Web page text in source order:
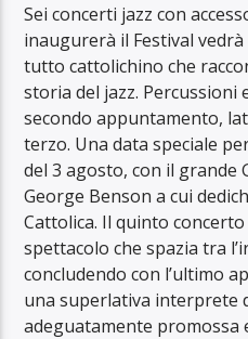
Sei concerti jazz con
inaugurerà il Festival
tutto cattolichino che
storia del jazz.
secondo appuntamento,
terzo. Una data speciale
del 3 agosto, con il grande
George Benson a cui
Cattolica. Il quinto
spettacolo che spazia tra
concludendo con l’ultimo
una superlativa interprete
adeguatamente promossa